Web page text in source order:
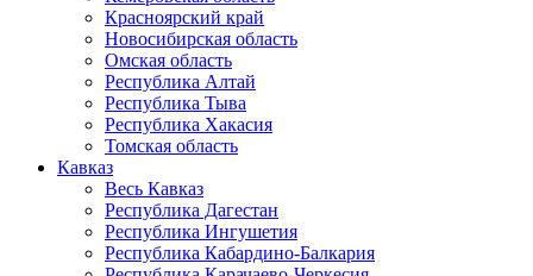
Красноярский край
Новосибирская область
Омская область
Республика Алтай
Республика Тыва
Республика Хакасия
Томская область
Кавказ
Весь Кавказ
Республика Дагестан
Республика Ингушетия
Республика Кабардино-Балкария